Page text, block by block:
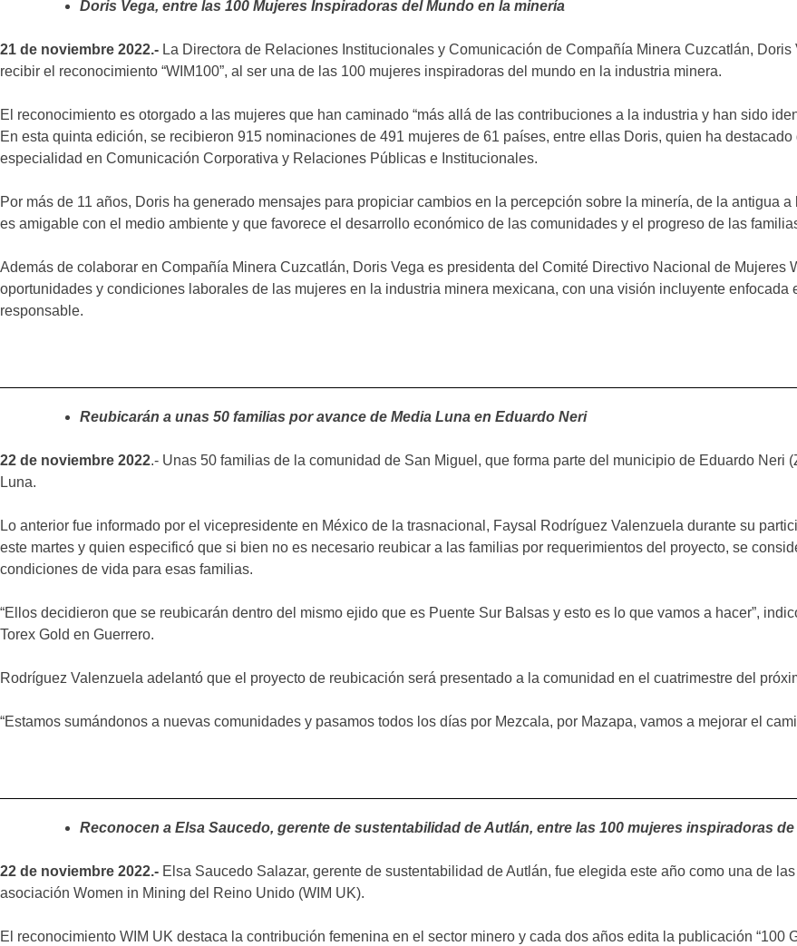
Doris Vega, entre las 100 Mujeres Inspiradoras del Mundo en la minería
21 de noviembre 2022.- La Directora de Relaciones Institucionales y Comunicación de Compañía Minera Cuzcatlán,
recibir el reconocimiento “WIM100”, al ser una de las 100 mujeres inspiradoras del mundo en la industria minera.
El reconocimiento es otorgado a las mujeres que han caminado “más allá de las contribuciones a la industria y han sido
En esta quinta edición, se recibieron 915 nominaciones de 491 mujeres de 61 países, entre ellas Doris, quien ha
especialidad en Comunicación Corporativa y Relaciones Públicas e Institucionales.
Por más de 11 años, Doris ha generado mensajes para propiciar cambios en la percepción sobre la minería, de la antigua
es amigable con el medio ambiente y que favorece el desarrollo económico de las comunidades y el progreso de las
Además de colaborar en Compañía Minera Cuzcatlán, Doris Vega es presidenta del Comité Directivo Nacional de Mujeres
oportunidades y condiciones laborales de las mujeres en la industria minera mexicana, con una visión incluyente
responsable.
Reubicarán a unas 50 familias por avance de Media Luna en Eduardo Neri
22 de noviembre 2022.- Unas 50 familias de la comunidad de San Miguel, que forma parte del municipio de Eduardo
Luna.
Lo anterior fue informado por el vicepresidente en México de la trasnacional, Faysal Rodríguez Valenzuela durante su
este martes y quien especificó que si bien no es necesario reubicar a las familias por requerimientos del proyecto, se
condiciones de vida para esas familias.
“Ellos decidieron que se reubicarán dentro del mismo ejido que es Puente Sur Balsas y esto es lo que vamos a hacer”,
Torex Gold en Guerrero.
Rodríguez Valenzuela adelantó que el proyecto de reubicación será presentado a la comunidad en el cuatrimestre del
“Estamos sumándonos a nuevas comunidades y pasamos todos los días por Mezcala, por Mazapa, vamos a mejorar el
Reconocen a Elsa Saucedo, gerente de sustentabilidad de Autlán, entre las 100 mujeres inspiradoras de
22 de noviembre 2022.- Elsa Saucedo Salazar, gerente de sustentabilidad de Autlán, fue elegida este año como una de
asociación Women in Mining del Reino Unido (WIM UK).
El reconocimiento WIM UK destaca la contribución femenina en el sector minero y cada dos años edita la publicación “100